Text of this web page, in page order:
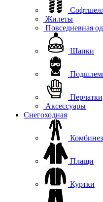
Жилеты
Повседневная
Шапки
Аксессуары
Снегоходная
Плащи
Куртки